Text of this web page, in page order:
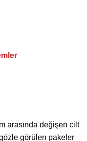
arasında değişen cilt
görülen pakeler